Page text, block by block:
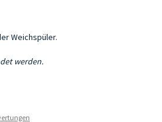
Weichspüler.
werden.